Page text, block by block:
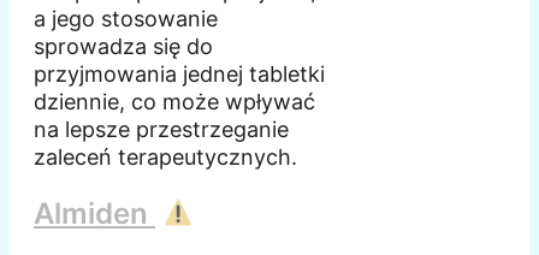
a jego stosowanie
sprowadza się do
przyjmowania jednej tabletki
dziennie, co może wpływać
na lepsze przestrzeganie
zaleceń terapeutycznych.
Almiden